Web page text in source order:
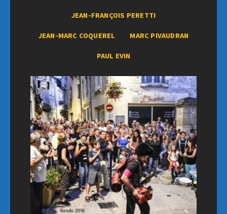
JEAN-FRANÇOIS PERETTI
JEAN-MARC COQUEREL MARC PIVAUDRAN
PAUL EVIN